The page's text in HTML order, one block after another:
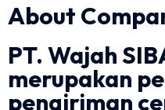
About
PT. Wajah
merupakan
pengiriman